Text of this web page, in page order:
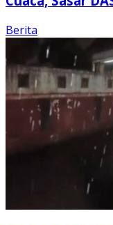
Berita